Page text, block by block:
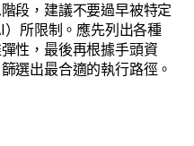
段，建議不要過早被特定
所限制。應先列出各種
性，最後再根據手頭資
選出最合適的執行路徑。